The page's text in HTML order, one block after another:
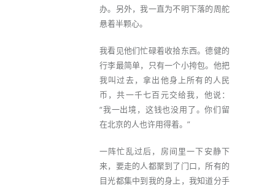
办。另外，我一直为不明下落的周舵
悬着半颗心。
我看见他们忙碌着收拾东西。德健的
行李最简单，只有一个小挎包。他把
我叫过去，拿出他身上所有的人民
币，共一千七百元交给我，他说：
“我一出境，这钱也没用了。你们留
在北京的人也许用得着。”
一阵忙乱过后，房间里一下安静下
来，要走的人都聚到了门口，所有的
目光都集中到我的身上，我知道分手